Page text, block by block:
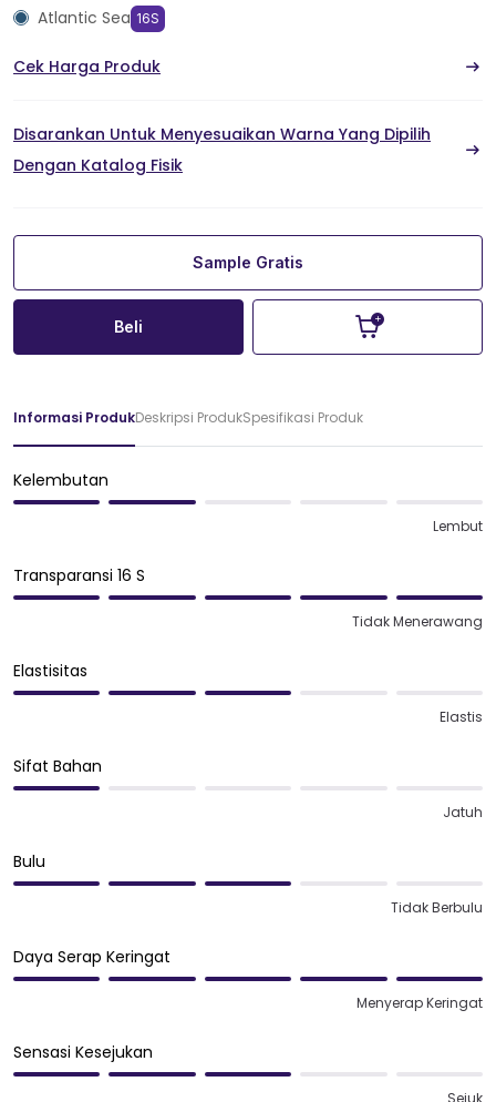
Atlantic Sea 16S
Cek Harga Produk
Disarankan Untuk Menyesuaikan Warna Yang Dipilih
Dengan Katalog Fisik
Sample Gratis
Beli
Informasi ProdukDeskripsi ProdukSpesifikasi Produk
Kelembutan
Lembut
Transparansi 16 S
Tidak Menerawang
Elastisitas
Elastis
Sifat Bahan
Jatuh
Bulu
Tidak Berbulu
Daya Serap Keringat
Menyerap Keringat
Sensasi Kesejukan